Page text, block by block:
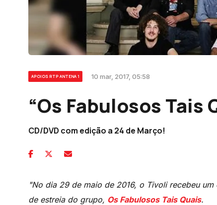
APOIOS RTP ANTENA 1 10 mar, 2017, 05:58
“Os Fabulosos
CD/DVD com edição a 24 de Março!
"No dia 29 de maio de 2016, o Tivoli recebeu
de estreia do grupo, Os Fabulosos Tais Quais.